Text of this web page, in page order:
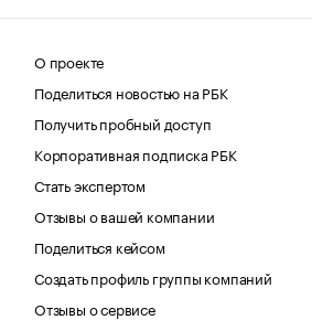
О проекте
Поделиться новостью на РБК
Получить пробный доступ
Корпоративная подписка РБК
Стать экспертом
Отзывы о вашей компании
Поделиться кейсом
Создать профиль группы компаний
Отзывы о сервисе